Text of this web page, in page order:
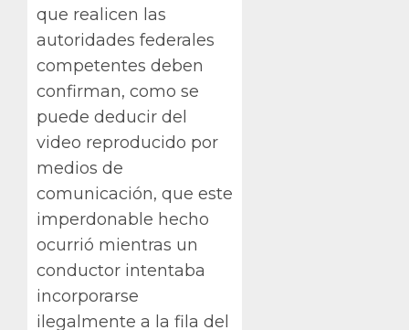
que realicen las
autoridades federales
competentes deben
confirman, como se
puede deducir del
video reproducido por
medios de
comunicación, que este
imperdonable hecho
ocurrió mientras un
conductor intentaba
incorporarse
ilegalmente a la fila del